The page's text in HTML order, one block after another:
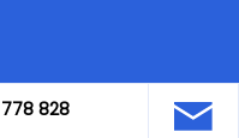
828